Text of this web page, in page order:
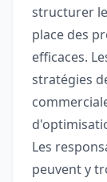
structurer
place des
efficaces.
stratégies
Les
peuvent y